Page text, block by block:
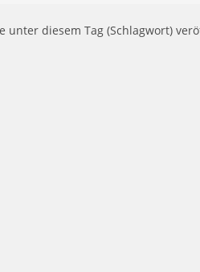
unter diesem Tag (Schlagwort)